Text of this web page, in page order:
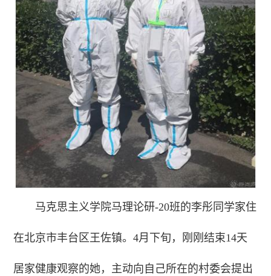
马克思主义学院马理论研-20班的李彤同学家住
在北京市丰台区王佐镇。4月下旬，刚刚结束14天
居家健康观察的她，主动向自己所在的村委会提出